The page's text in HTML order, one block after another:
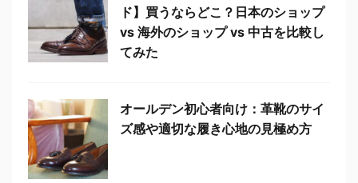
ド】買うならどこ？日本のショップ
vs 海外のショップ vs 中古を比較し
てみた
オールデン初心者向け：革靴のサイ
ズ感や適切な履き心地の見極め方